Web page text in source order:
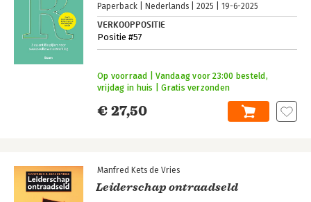
Paperback Nederlands 2025 19-6-2025
VERKOOPPOSITIE
Positie #57
€ 27,50
Op voorraad | Vandaag voor 23:00 besteld,
vrijdag in huis | Gratis verzonden
Manfred Kets de Vries
Leiderschap ontraadseld